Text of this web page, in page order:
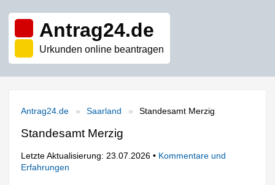
Antrag24.de
Urkunden online beantragen
Antrag24.de Saarland Standesamt Merzig
Standesamt Merzig
Letzte Aktualisierung: 23.07.2026 • Kommentare und
Erfahrungen